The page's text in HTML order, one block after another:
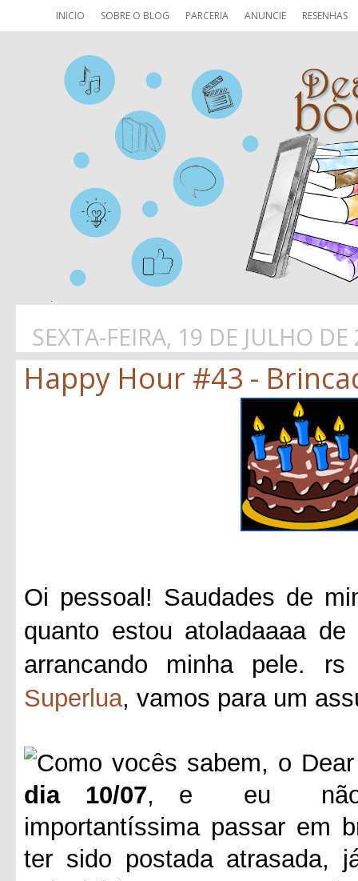
INICIO SOBRE O BLOG PARCERIA ANUNCIE RESENHAS
SEXTA-FEIRA, 19 DE JULHO
Happy Hour #43 -
Oi pessoal! Saudades de
quanto estou atoladaaaa
arrancando minha pele.
Superlua, vamos para um
Como vocês sabem, o
dia 10/07, e eu não
importantíssima passar em
ter sido postada atrasada,